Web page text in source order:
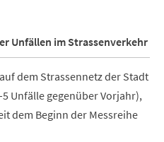
Unfällen im Strassenverkehr
dem Strassennetz der Stadt
Unfälle gegenüber Vorjahr),
dem Beginn der Messreihe